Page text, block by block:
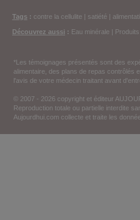
Tags : contre la cellulite | satiété |
Découvrez aussi : Eau minérale |
*Les témoignages présentés sont des
alimentaire, des plans de repas contrôlés
l'avis de votre médecin traitant avant
© 2007 - 2026 copyright et éditeur
Reproduction totale ou partielle interdite
Aujourdhui.com collecte et traite les